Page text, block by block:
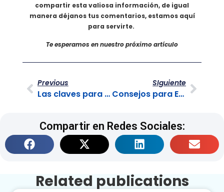
compartir esta valiosa información, de igual
manera déjanos tus comentarios, estamos aquí
para servirte.
Te esperamos en nuestro próximo artículo
Previous
Las claves para una gestión financiera sólida en tu empresa
SIguiente
Consejos para Establecer y Mantener Relaciones Sólidas con los Clientes
Compartir en Redes Sociales:
Related publications